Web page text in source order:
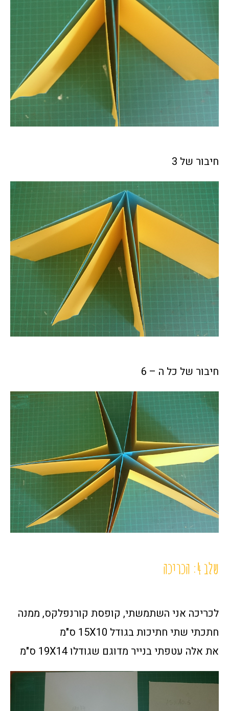
חיבור של 3
חיבור של כל ה – 6
שלב 4: הכריכה
לכריכה אני השתמשתי, קופסת קורנפלקס, ממנה
חתכתי שתי חתיכות בגודל 15X10 ס"מ
את אלה עטפתי בנייר מדוגם שגודלו 19X14 ס"מ